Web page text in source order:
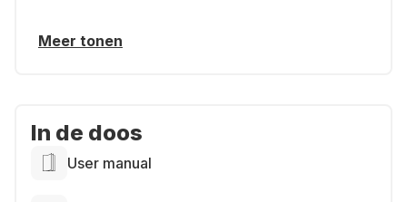
Meer tonen
In de doos
User manual